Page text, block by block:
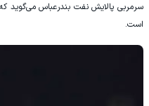
سرمربی پالایش نفت بندرعباس
است.